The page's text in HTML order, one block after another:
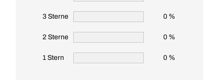
3 Sterne 0 %
2 Sterne 0 %
1 Stern 0 %